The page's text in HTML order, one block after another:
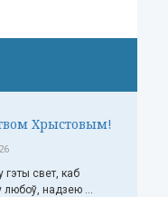
Хрыстовым!
свет, каб
любоў, надзею ...